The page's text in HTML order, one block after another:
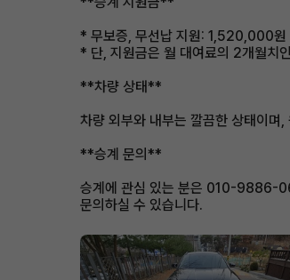
* 무보증, 무선납 지원: 1,520,000원
* 단, 지원금은 월 대여료의 2개월치
**차량 상태**
차량 외부와 내부는 깔끔한 상태이며
**승계 문의**
승계에 관심 있는 분은 010-9886-
문의하실 수 있습니다.